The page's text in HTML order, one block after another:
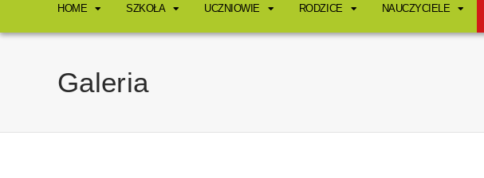
HOME SZKOŁA UCZNIOWIE RODZICE NAUCZYCIELE
Galeria